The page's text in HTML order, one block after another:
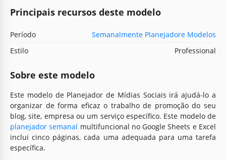
Principais recursos deste modelo
Período
Semanalmente Planejadore Modelos
Estilo
Professional
Sobre este modelo
Este modelo de Planejador de Mídias Sociais irá ajudá-lo a
organizar de forma eficaz o trabalho de promoção do seu
blog, site, empresa ou um serviço específico. Este modelo de
planejador semanal multifuncional no Google Sheets e Excel
inclui cinco páginas, cada uma adequada para uma tarefa
específica.